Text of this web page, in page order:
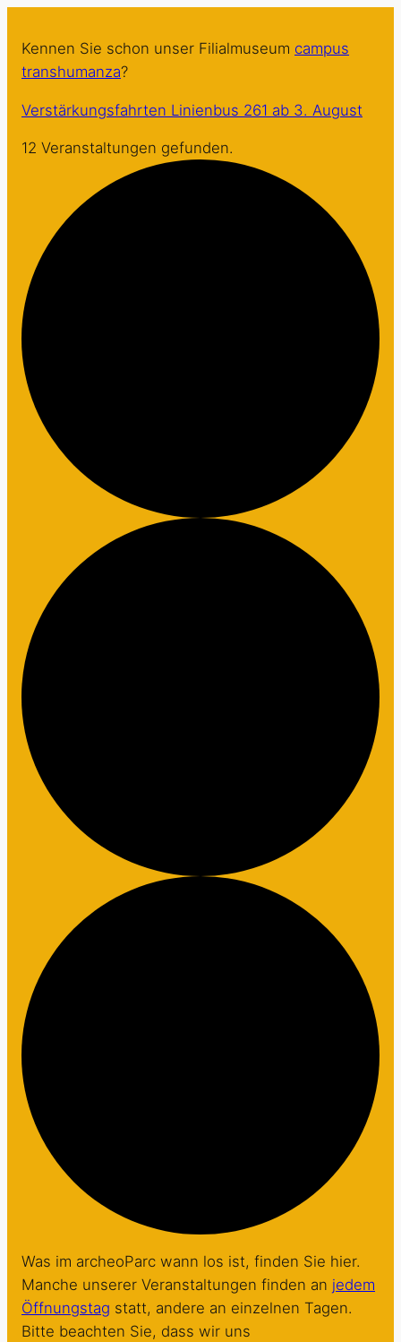
Inhalt
springen
Kennen Sie schon unser Filialmuseum campus
transhumanza?
Verstärkungsfahrten Linienbus 261 ab 3. August
12 Veranstaltungen gefunden.
Was im archeoParc wann los ist, finden Sie hier.
Manche unserer Veranstaltungen finden an jedem
Öffnungstag statt, andere an einzelnen Tagen.
Bitte beachten Sie, dass wir uns